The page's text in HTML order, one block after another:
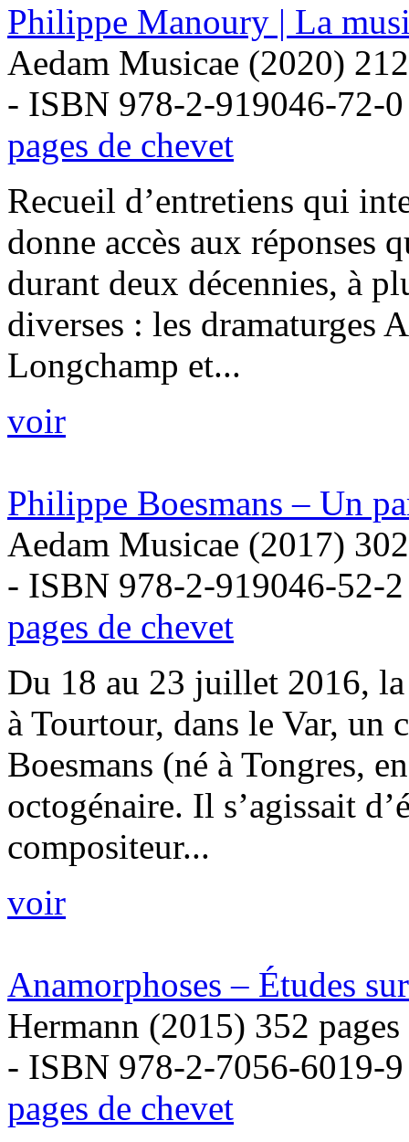
Philippe Manoury | La
Aedam Musicae (2020)
- ISBN 978-2-919046-72-0
pages de chevet
Recueil d’entretiens qui
donne accès aux réponses
durant deux décennies, à
diverses : les dramaturges
Longchamp et...
voir
Philippe Boesmans – Un
Aedam Musicae (2017)
- ISBN 978-2-919046-52-2
pages de chevet
Du 18 au 23 juillet 2016,
à Tourtour, dans le Var, un
Boesmans (né à Tongres,
octogénaire. Il s’agissait
compositeur...
voir
Anamorphoses – Études
Hermann (2015) 352 pages
- ISBN 978-2-7056-6019-9
pages de chevet